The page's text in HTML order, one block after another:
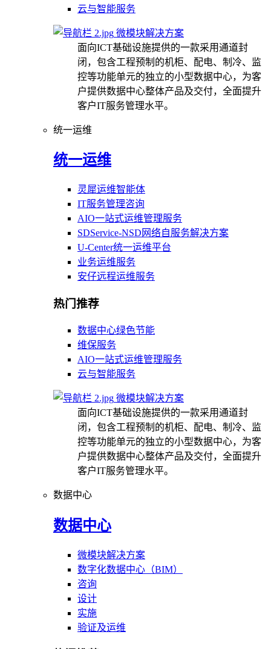
云与智能服务
微模块解决方案
面向ICT基础设施提供的一款采用通道封
闭，包含工程预制的机柜、配电、制冷、监
控等功能单元的独立的小型数据中心，为客
户提供数据中心整体产品及交付，全面提升
客户IT服务管理水平。
统一运维
统一运维
灵犀运维智能体
IT服务管理咨询
AIO一站式运维管理服务
SDService-NSD网络自服务解决方案
U-Center统一运维平台
业务运维服务
安仔远程运维服务
热门推荐
数据中心绿色节能
维保服务
AIO一站式运维管理服务
云与智能服务
微模块解决方案
面向ICT基础设施提供的一款采用通道封
闭，包含工程预制的机柜、配电、制冷、监
控等功能单元的独立的小型数据中心，为客
户提供数据中心整体产品及交付，全面提升
客户IT服务管理水平。
数据中心
数据中心
微模块解决方案
数字化数据中心（BIM）
咨询
设计
实施
验证及运维